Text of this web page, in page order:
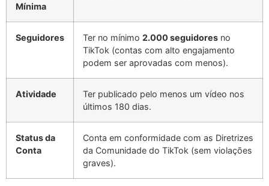
Mínima
Seguidores Ter no mínimo 2.000 seguidores no
TikTok (contas com alto engajamento
podem ser aprovadas com menos).
Atividade
Ter publicado pelo menos um vídeo nos
últimos 180 dias.
Status da
Conta
Conta em conformidade com as Diretrizes
da Comunidade do TikTok (sem violações
graves).